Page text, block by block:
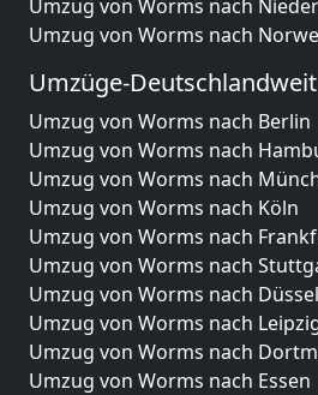
Umzug von Worms nach
Umzug von Worms nach
Umzüge-Deutschlandweit
Umzug von Worms nach Berlin
Umzug von Worms nach
Umzug von Worms nach
Umzug von Worms nach Köln
Umzug von Worms nach
Umzug von Worms nach
Umzug von Worms nach
Umzug von Worms nach
Umzug von Worms nach
Umzug von Worms nach Essen